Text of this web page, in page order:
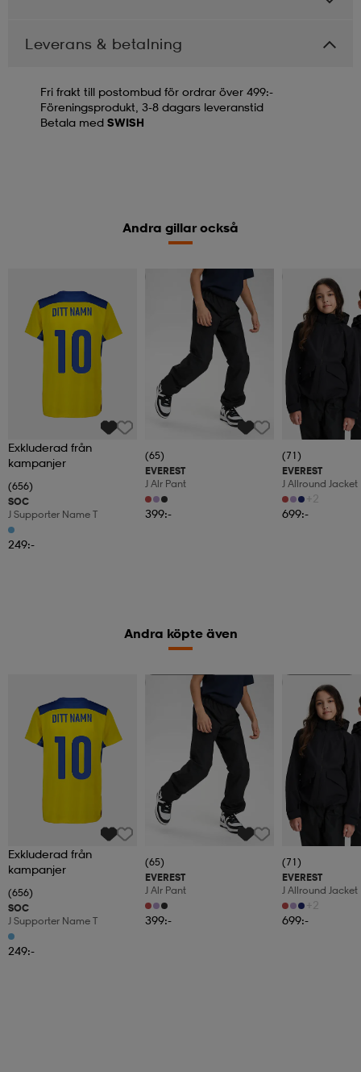
Leverans & betalning
Fri frakt till postombud för ordrar över 499:-
Föreningsprodukt, 3-8 dagars leveranstid
Betala med SWISH
Andra gillar också
Exkluderad från
kampanjer
(656)
SOC
J Supporter Name T
249:-
Kampanj -25%
(65)
EVEREST
J Alr Pant
399:-
Kampanj -25%
(71)
EVEREST
J Allround Jacket
+2
699:-
Andra köpte även
Exkluderad från
kampanjer
(656)
SOC
J Supporter Name T
249:-
Kampanj -25%
(65)
EVEREST
J Alr Pant
399:-
Kampanj -25%
(71)
EVEREST
J Allround Jacket
+2
699:-